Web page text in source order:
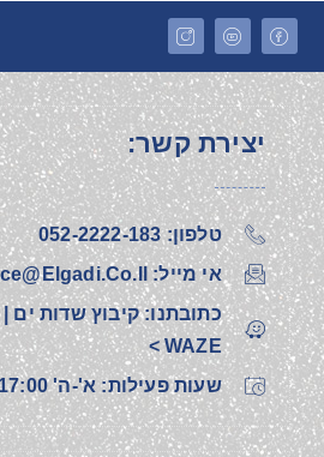
יצירת קשר:
טלפון: 052-2222-183‎
אי מייל: Office@elgadi.co.il
כתובתנו: קיבוץ שדות ים
WAZE >
שעות פעילות: א'-ה' 08:00-17:00